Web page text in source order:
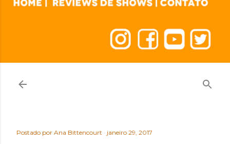
Postado por Ana Bittencourt janeiro 29, 2017